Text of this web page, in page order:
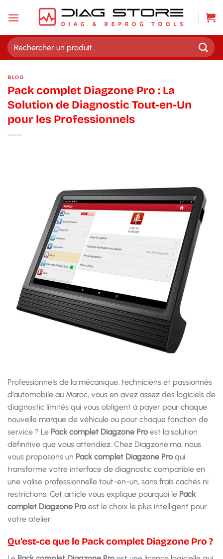
Recherche
pour :
BLOG
Pack complet Diagzone Pro : La
Solution de Diagnostic Tout-en-Un
pour les Professionnels
Professionnels de la mécanique, techniciens et passionnés
d’automobile au Maroc, vous en avez assez des logiciels de
diagnostic limités qui vous obligent à payer pour chaque
nouvelle marque de véhicule ou pour chaque fonction de
service ? Le Pack complet Diagzone Pro est la solution
définitive que vous attendiez. Chez Diagzone.ma, nous
vous proposons un Pack complet Diagzone Pro qui
transforme votre interface de diagnostic compatible en
une valise professionnelle tout-en-un, sans frais cachés ni
restrictions. Cet article vous explique pourquoi le Pack
complet Diagzone Pro est le choix le plus intelligent pour
votre atelier.
Qu’est-ce que le Pack complet Diagzone Pro ?